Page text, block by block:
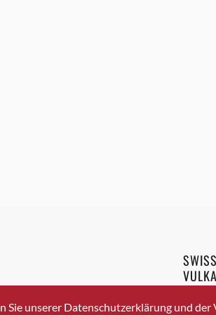
8048
unserer Datenschutzerklärung und